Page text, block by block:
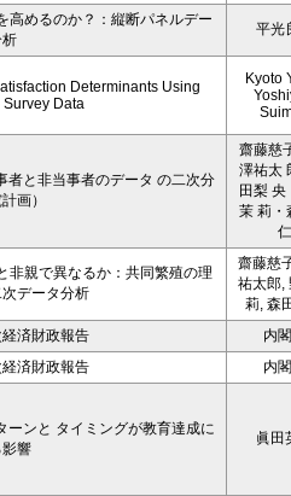
高めるのか？：縦断パネルデー
析
平光
Determinants Using
Data
Kyoto
者と非当事者のデータ の二次分
画）
齋藤慈
澤祐太
田梨 央
茉 莉・
仁
非親で異なるか：共同繁殖の理
データ分析
齋藤慈
祐太郎,
莉, 森
済財政報告
内
済財政報告
内
ーンと タイミングが教育達成に
響
眞田